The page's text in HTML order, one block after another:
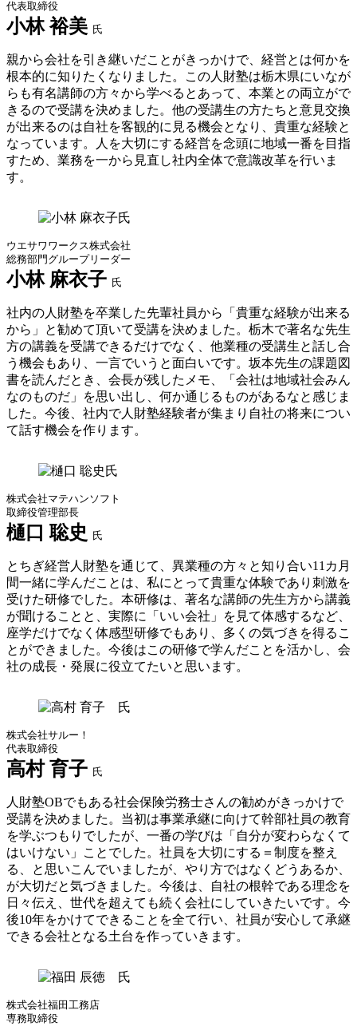
代表取締役
小林 裕美 氏
親から会社を引き継いだことがきっかけで、経営とは何かを
根本的に知りたくなりました。この人財塾は栃木県にいなが
らも有名講師の方々から学べるとあって、本業との両立がで
きるので受講を決めました。他の受講生の方たちと意見交換
が出来るのは自社を客観的に見る機会となり、貴重な経験と
なっています。人を大切にする経営を念頭に地域一番を目指
すため、業務を一から見直し社内全体で意識改革を行いま
す。
ウエサワワークス株式会社
総務部門グループリーダー
小林 麻衣子 氏
社内の人財塾を卒業した先輩社員から「貴重な経験が出来る
から」と勧めて頂いて受講を決めました。栃木で著名な先生
方の講義を受講できるだけでなく、他業種の受講生と話し合
う機会もあり、一言でいうと面白いです。坂本先生の課題図
書を読んだとき、会長が残したメモ、「会社は地域社会みん
なのものだ」を思い出し、何か通じるものがあるなと感じま
した。今後、社内で人財塾経験者が集まり自社の将来につい
て話す機会を作ります。
株式会社マテハンソフト
取締役管理部長
樋口 聡史 氏
とちぎ経営人財塾を通じて、異業種の方々と知り合い11カ月
間一緒に学んだことは、私にとって貴重な体験であり刺激を
受けた研修でした。本研修は、著名な講師の先生方から講義
が聞けることと、実際に「いい会社」を見て体感するなど、
座学だけでなく体感型研修でもあり、多くの気づきを得るこ
とができました。今後はこの研修で学んだことを活かし、会
社の成長・発展に役立てたいと思います。
株式会社サルー！
代表取締役
高村 育子 氏
人財塾OBでもある社会保険労務士さんの勧めがきっかけで
受講を決めました。当初は事業承継に向けて幹部社員の教育
を学ぶつもりでしたが、一番の学びは「自分が変わらなくて
はいけない」ことでした。社員を大切にする＝制度を整え
る、と思いこんでいましたが、やり方ではなくどうあるか、
が大切だと気づきました。今後は、自社の根幹である理念を
日々伝え、世代を超えても続く会社にしていきたいです。今
後10年をかけてできることを全て行い、社員が安心して承継
できる会社となる土台を作っていきます。
株式会社福田工務店
専務取締役